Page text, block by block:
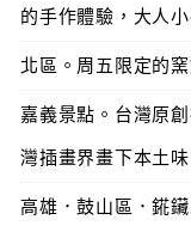
的手作體驗，大人
北區。周五限定的
嘉義景點。台灣原
灣插畫界畫下本土
高雄．鼓山區．錵